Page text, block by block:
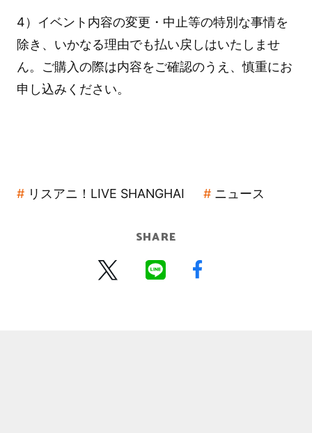
4）イベント内容の変更・中止等の特別な事情を
除き、いかなる理由でも払い戻しはいたしませ
ん。ご購入の際は内容をご確認のうえ、慎重にお
申し込みください。
リスアニ！LIVE SHANGHAI ニュース
SHARE